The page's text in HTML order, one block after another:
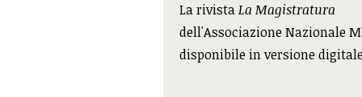
La rivistaLa Magistratura
dell'Associazione Nazionale
disponibile in versione